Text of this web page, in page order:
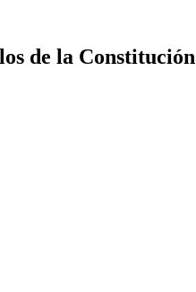
de la Constitución